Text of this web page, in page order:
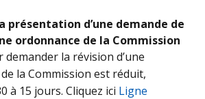
présentation d’une demande de
ordonnance de la Commission
demander la révision d’une
la Commission est réduit,
à 15 jours. Cliquez ici Ligne